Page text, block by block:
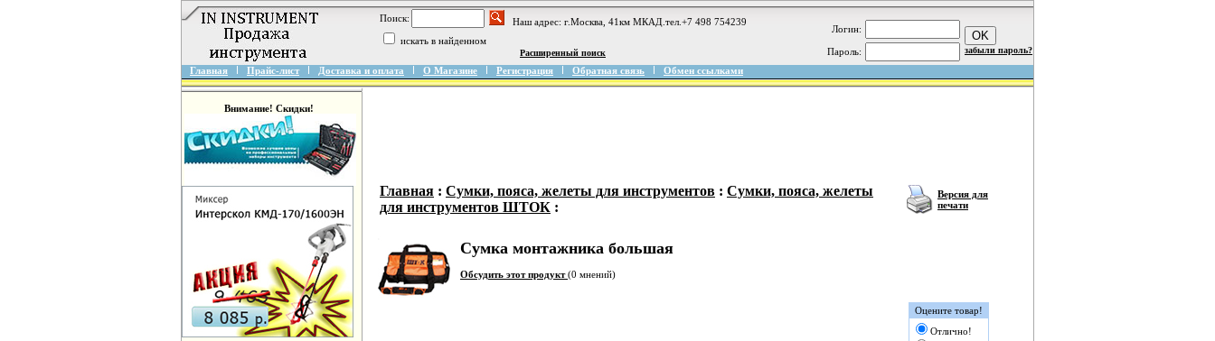
Поиск:
Наш адрес: г.Москва, 41км МКАД.тел.+7 498 754239
искать в найденном
Расширенный поиск
Логин:
Пароль: забыли пароль?
Главная Прайс-лист Доставка и оплата О Магазине Регистрация Обратная связь Обмен ссылками
Внимание! Скидки!
Главная : Сумки, пояса, желеты для инструментов : Сумки, пояса, желеты
для инструментов ШТОК :
Версия для
печати
Сумка монтажника большая
Обсудить этот продукт(0 мнений)
Оцените товар!
Отлично!